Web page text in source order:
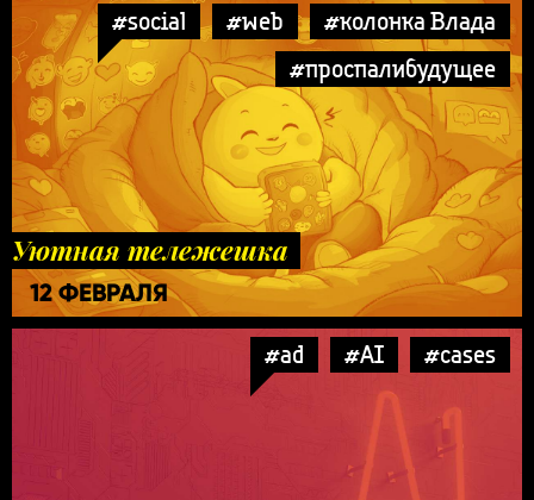
#social #web
#колонка Влада
#проспалибудущее
Уютная тележешка
12 ФЕВРАЛЯ
#ad #AI #cases